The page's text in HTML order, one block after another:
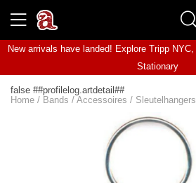
New arrivals have landed! Explore Tripp NYC,
Stationary
false ##profilelog.artdetail##
Home / Bands / Accessoires / Sleutelhangers